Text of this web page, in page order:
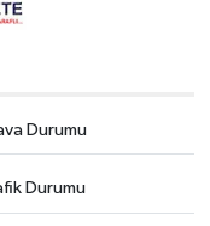
Durumu
Durumu